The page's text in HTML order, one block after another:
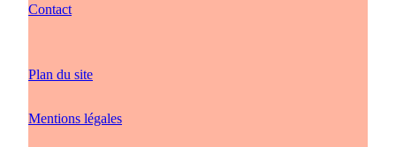
Contact
Plan du site
Mentions légales